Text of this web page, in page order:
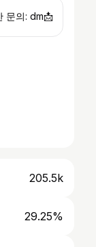
촬영 및 협찬 문의: dm📩
205.5k
29.25%